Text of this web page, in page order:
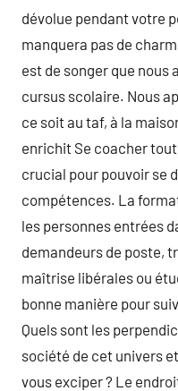
dévolue pendant votre
manquera pas de
est de songer que nous
cursus scolaire. Nous
ce soit au taf, à la
enrichit Se coacher
crucial pour pouvoir se
compétences. La
les personnes entrées
demandeurs de poste,
maîtrise libérales ou
bonne manière pour
Quels sont les
société de cet univers
vous exciper ? Le